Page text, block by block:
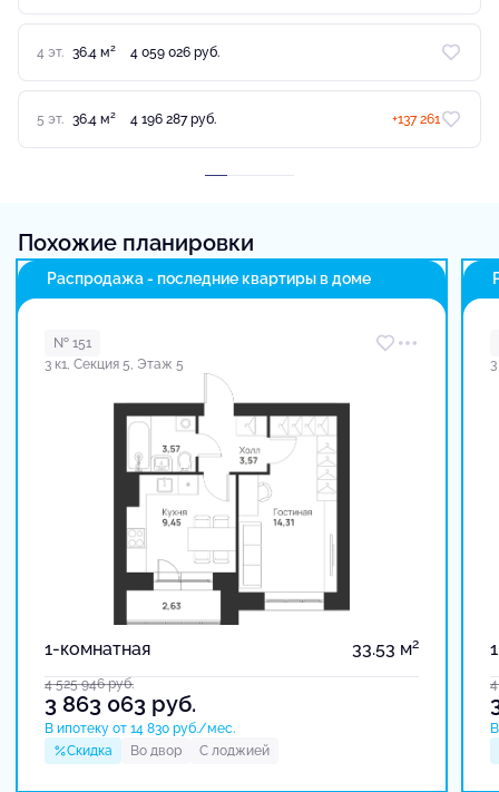
4 эт. 36.4 м2 4 059 026 руб.
5 эт. 36.4 м2 4 196 287 руб. +137 261
Похожие планировки
Распродажа - последние квартиры в доме
№ 151
3 к1, Секция 5, Этаж 5
1-комнатная 33.53 м2
4 525 946руб.
3 863 063 руб.
В ипотеку от 14 830 руб./мес.
Скидка
Во двор С лоджией